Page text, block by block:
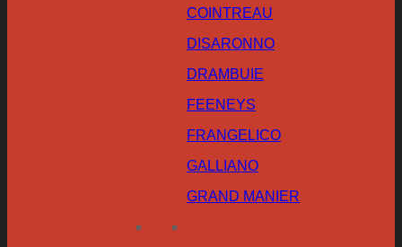
COINTREAU
DISARONNO
DRAMBUIE
FEENEYS
FRANGELICO
GALLIANO
GRAND MANIER